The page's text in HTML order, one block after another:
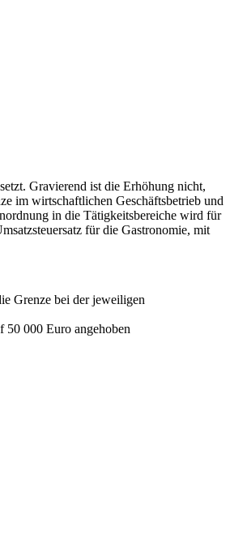
Gravierend ist die Erhöhung nicht,
im wirtschaftlichen Geschäftsbetrieb und
in die Tätigkeitsbereiche wird für
für die Gastronomie, mit
Grenze bei der jeweiligen
50 000 Euro angehoben